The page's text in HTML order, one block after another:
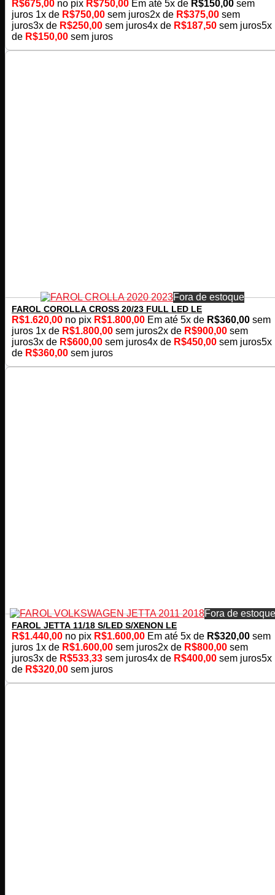
R$675,00 no pix R$750,00 Em até 5x de R$150,00 sem
juros 1x de R$750,00 sem juros2x de R$375,00 sem
juros3x de R$250,00 sem juros4x de R$187,50 sem juros5x
de R$150,00 sem juros
Fora de estoque
FAROL COROLLA CROSS 20/23 FULL LED LE
R$1.620,00 no pix R$1.800,00 Em até 5x de R$360,00 sem
juros 1x de R$1.800,00 sem juros2x de R$900,00 sem
juros3x de R$600,00 sem juros4x de R$450,00 sem juros5x
de R$360,00 sem juros
Fora de estoque
FAROL JETTA 11/18 S/LED S/XENON LE
R$1.440,00 no pix R$1.600,00 Em até 5x de R$320,00 sem
juros 1x de R$1.600,00 sem juros2x de R$800,00 sem
juros3x de R$533,33 sem juros4x de R$400,00 sem juros5x
de R$320,00 sem juros